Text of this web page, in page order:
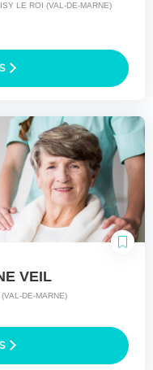
LE ROI (VAL-DE-MARNE)
VEIL
DE-MARNE)